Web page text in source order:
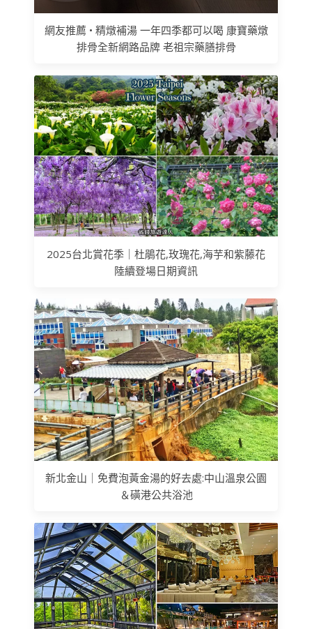
網友推薦 • 精燉補湯 一年四季都可以喝 康寶藥燉
排骨全新網路品牌 老祖宗藥膳排骨
2025台北賞花季｜杜鵑花,玫瑰花,海芋和紫藤花
陸續登場日期資訊
新北金山｜免費泡黃金湯的好去處:中山溫泉公園
＆磺港公共浴池